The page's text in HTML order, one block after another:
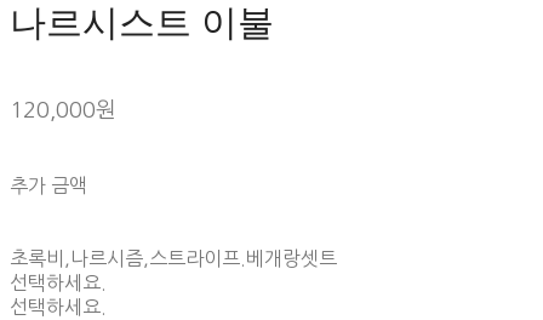
나르시스트 이불
120,000원
추가 금액
초록비,나르시즘,스트라이프.베개랑셋트
선택하세요.
선택하세요.